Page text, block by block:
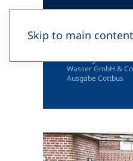
Skip to main content
Herausgeber: LWG
Wasser GmbH &
Ausgabe Cottbus